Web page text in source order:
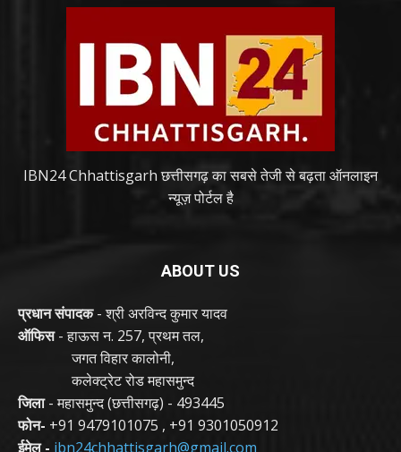
IBN24 Chhattisgarh छत्तीसगढ़ का सबसे तेजी से बढ़ता ऑनलाइन
न्यूज़ पोर्टल है
ABOUT US
प्रधान संपादक- श्री अरविन्द कुमार यादव
ऑफिस- हाऊस न. 257, प्रथम तल,
जगत विहार कालोनी,
कलेक्ट्रेट रोड महासमुन्द
जिला- महासमुन्द (छत्तीसगढ़) - 493445
फोन- +91 9479101075 , +91 9301050912
ईमेल - ibn24chhattisgarh@gmail.com